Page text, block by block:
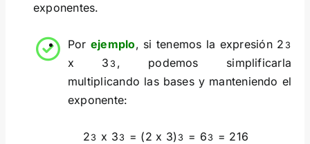
exponentes.
Por ejemplo, si tenemos la expresión 2 3
x 3 3 , podemos simplificarla
multiplicando las bases y manteniendo el
exponente:
2 3 x 3 3 = (2 x 3) 3 = 6 3 = 216